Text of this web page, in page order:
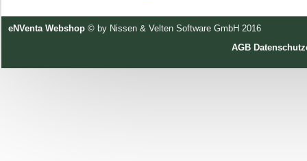
eNVenta Webshop © by Nissen & Velten Software GmbH 2016
AGB